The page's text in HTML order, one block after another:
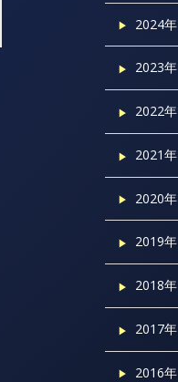
2024年
2023年
2022年
2021年
2020年
2019年
2018年
2017年
2016年